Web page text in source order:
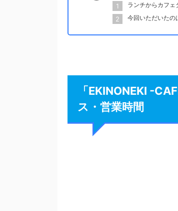
ランチからカフェ
今回いただいたの
「EKINONEKI -
ス・営業時間